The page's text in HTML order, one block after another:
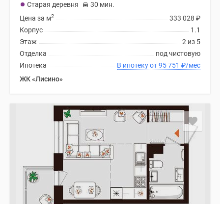
Старая деревня
30 мин.
333 028 ₽
Цена за м2
1.1
Корпус
2 из 5
Этаж
под чистовую
Отделка
В ипотеку от 95 751 ₽/мес
Ипотека
ЖК «Лисино»